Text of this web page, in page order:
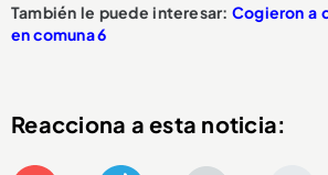
También le puede interesar: Cogieron a
en comuna 6
Reacciona a esta noticia: